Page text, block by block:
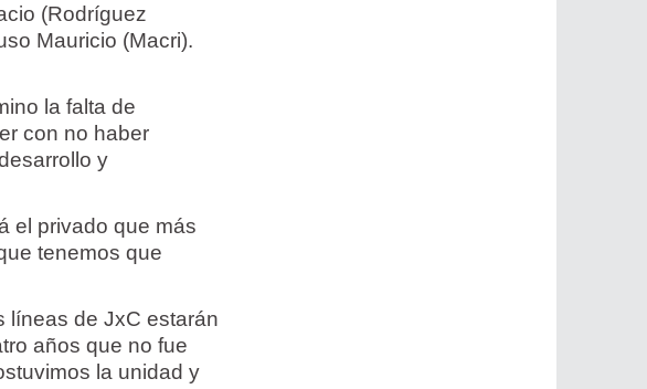
(Rodríguez
Mauricio (Macri).
la falta de
con no haber
y
el privado que más
tenemos que
líneas de JxC estarán
años que no fue
la unidad y